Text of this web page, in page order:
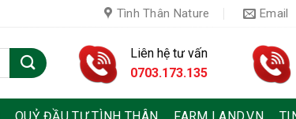
Tình Thân Nature Email
Liên hệ tư vấn
0703.173.135